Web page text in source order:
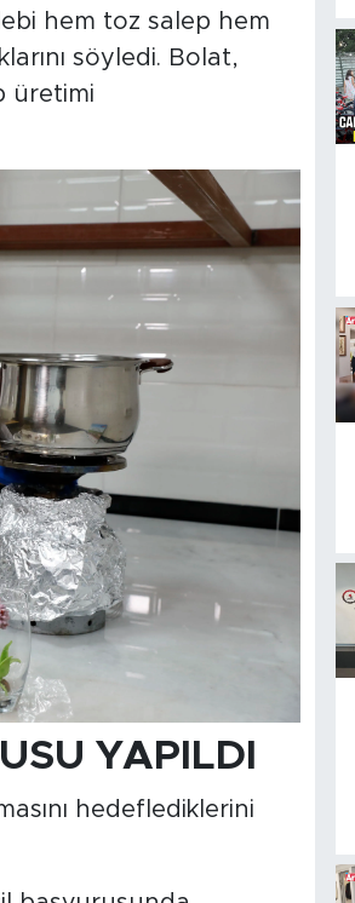
hem toz salep hem
söyledi. Bolat,
üretimi
YAPILDI
hedeflediklerini